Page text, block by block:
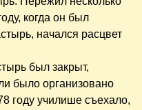
когда он был
начался расцвет
был закрыт,
было организовано
году училише съехало,